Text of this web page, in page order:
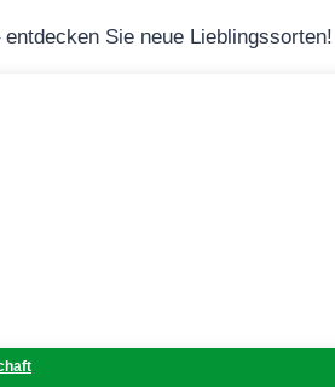
Sie neue Lieblingssorten!